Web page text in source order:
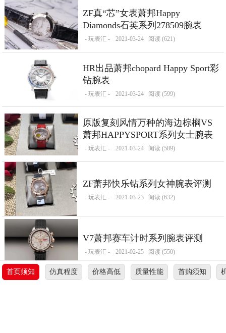
ZF真“芯”女表萧邦Happy
Diamonds石英系列278509腕表
- 玩表汇 - 2021-03-24 阅读 (621)
HR出品萧邦chopard Happy Sport彩
钻腕表
- 玩表汇 - 2021-03-24 阅读 (599)
原版复刻风情万种的海边棕榈VS
萧邦HAPPYSPORT系列女士腕表
- 玩表汇 - 2021-03-24 阅读 (589)
ZF萧邦快乐钻系列女神腕表评测
- 玩表汇 - 2021-03-23 阅读 (632)
V7萧邦赛车计时系列腕表评测
- 玩表汇 - 2021-02-25 阅读 (550)
首页须知 仿真程度 价格高低 质量性能 首购须知